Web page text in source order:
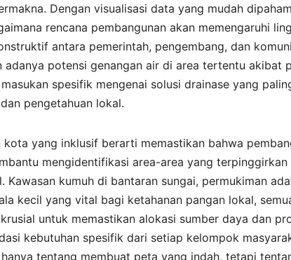
Dengan visualisasi data yang mudah
rencana pembangunan akan memengaruhi
antara pemerintah, pengembang, dan
adanya potensi genangan air di area tertentu akibat
spesifik mengenai solusi drainase yang
pengetahuan lokal.
kota yang inklusif berarti memastikan bahwa
mengidentifikasi area-area yang
Kawasan kumuh di bantaran sungai, permukiman
kecil yang vital bagi ketahanan pangan lokal,
untuk memastikan alokasi sumber daya dan
kebutuhan spesifik dari setiap kelompok
tentang membuat peta yang indah, tetapi